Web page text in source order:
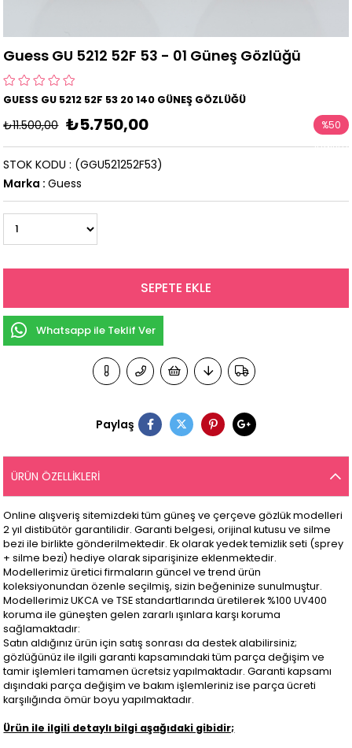
Guess GU 5212 52F 53 - 01 Güneş Gözlüğü
GUESS GU 5212 52F 53 20 140 GÜNEŞ GÖZLÜĞÜ
₺11.500,00 ₺5.750,00 %50
İndirim
(GGU521252F53)
STOK KODU
Marka : Guess
Whatsapp ile Teklif Ver
Paylaş
ÜRÜN ÖZELLIKLERI
Online alışveriş sitemizdeki tüm güneş ve çerçeve gözlük modelleri
2 yıl distibütör garantilidir. Garanti belgesi, orijinal kutusu ve silme
bezi ile birlikte gönderilmektedir. Ek olarak yedek temizlik seti (sprey
+ silme bezi) hediye olarak siparişinize eklenmektedir.
Modellerimiz üretici firmaların güncel ve trend ürün
koleksiyonundan özenle seçilmiş, sizin beğeninize sunulmuştur.
Modellerimiz UKCA ve TSE standartlarında üretilerek %100 UV400
koruma ile güneşten gelen zararlı ışınlara karşı koruma
sağlamaktadır:
Satın aldığınız ürün için satış sonrası da destek alabilirsiniz;
gözlüğünüz ile ilgili garanti kapsamındaki tüm parça değişim ve
tamir işlemleri tamamen ücretsiz yapılmaktadır. Garanti kapsamı
dışındaki parça değişim ve bakım işlemleriniz ise parça ücreti
karşılığında ömür boyu yapılmaktadır.
Ürün ile ilgili detaylı bilgi aşağıdaki gibidir;